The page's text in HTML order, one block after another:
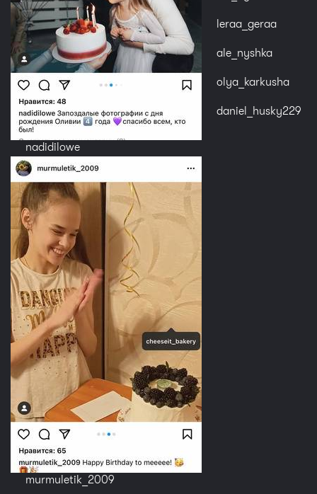
nadidilowe
murmuletik_2009
leraa_geraa
ale_nyshka
olya_karkusha
daniel_husky229